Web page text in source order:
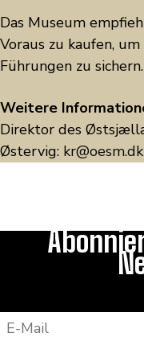
Das Museum
Voraus zu kaufen,
Führungen zu sichern.
Weitere
Direktor des
Østervig: kr@oesm.dk